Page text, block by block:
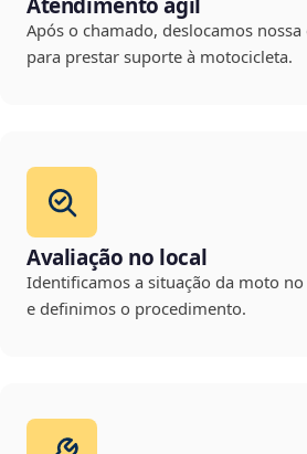
Atendimento ágil
Após o chamado, deslocamos
para prestar suporte à motocicleta.
Avaliação no local
Identificamos a situação da moto
e definimos o procedimento.